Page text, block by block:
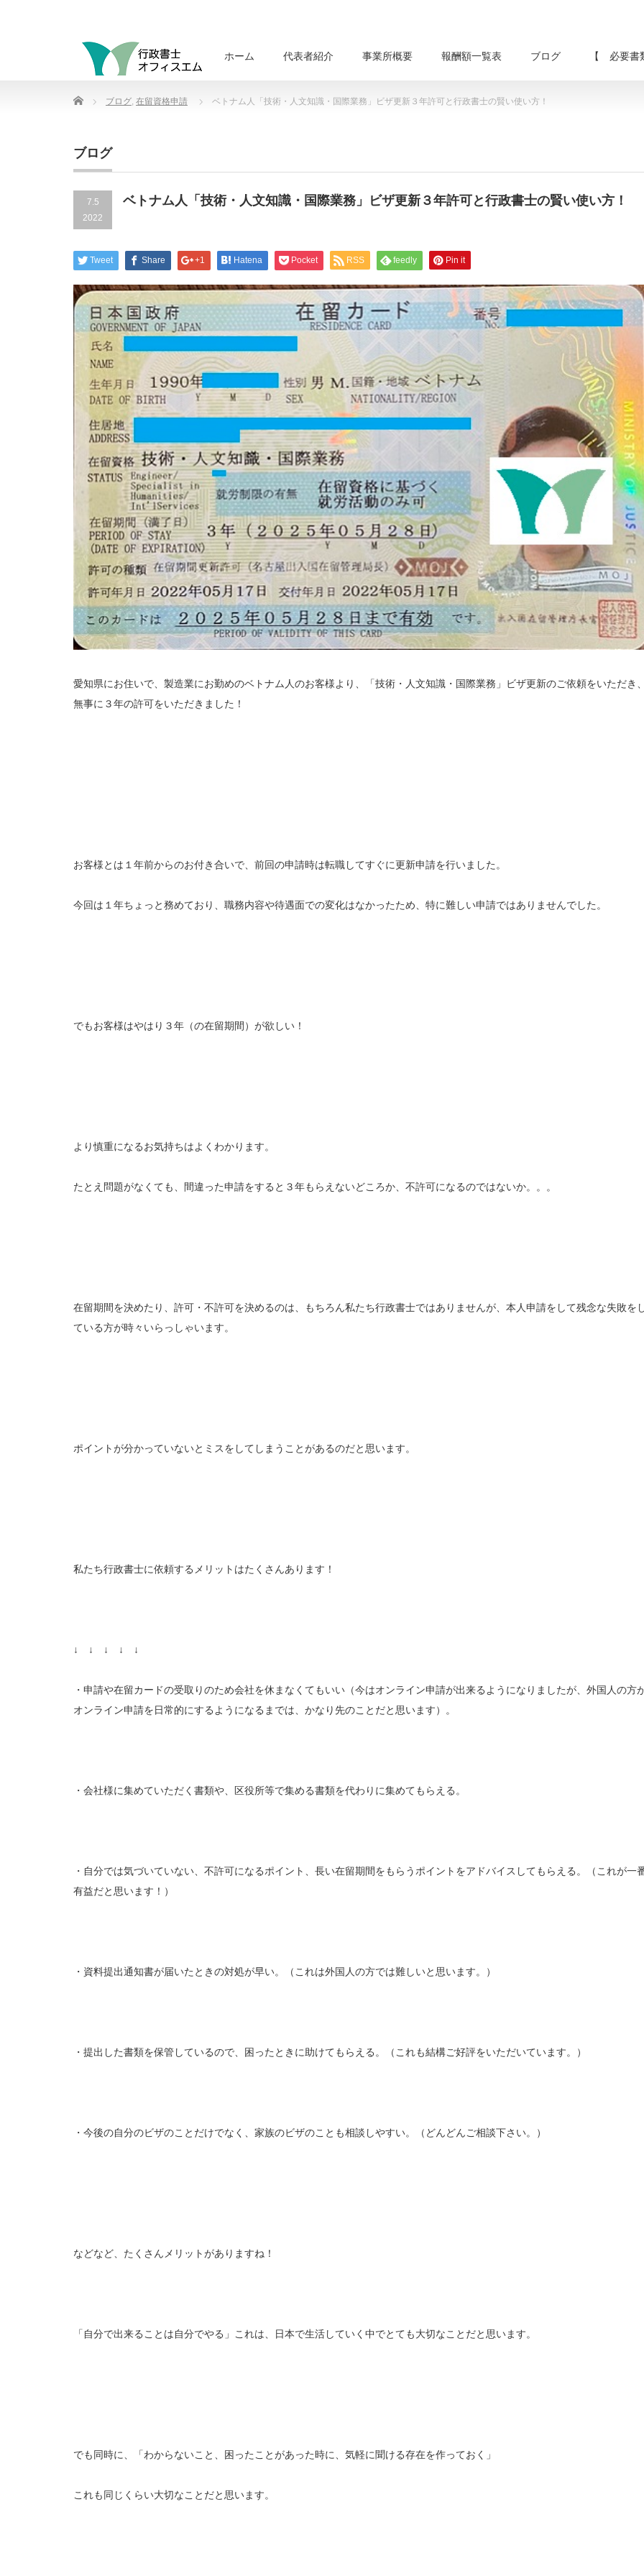
ホーム 代表者紹介 事業所概要 報酬額一覧表 ブログ 【 必要
Home ブログ, 在留資格申請 ベトナム人「技術・人文知識・国際業務」ビザ更新３年許可と行政書士の賢い使い方！
ブログ
7.5
2022
ベトナム人「技術・人文知識・国際業務」ビザ更新３年許可と行政書士の賢い使い方！
Tweet Share +1 Hatena Pocket RSS feedly Pin it
愛知県にお住いで、製造業にお勤めのベトナム人のお客様より、「技術・人文知識・国際業務」ビザ更新のご依頼をいただき
無事に３年の許可をいただきました！
お客様とは１年前からのお付き合いで、前回の申請時は転職してすぐに更新申請を行いました。
今回は１年ちょっと務めており、職務内容や待遇面での変化はなかったため、特に難しい申請ではありませんでした。
でもお客様はやはり３年（の在留期間）が欲しい！
より慎重になるお気持ちはよくわかります。
たとえ問題がなくても、間違った申請をすると３年もらえないどころか、不許可になるのではないか。。。
在留期間を決めたり、許可・不許可を決めるのは、もちろん私たち行政書士ではありませんが、本人申請をして残念な失敗を
ている方が時々いらっしゃいます。
ポイントが分かっていないとミスをしてしまうことがあるのだと思います。
私たち行政書士に依頼するメリットはたくさんあります！
↓ ↓ ↓ ↓ ↓
・申請や在留カードの受取りのため会社を休まなくてもいい（今はオンライン申請が出来るようになりましたが、外国人の方
オンライン申請を日常的にするようになるまでは、かなり先のことだと思います）。
・会社様に集めていただく書類や、区役所等で集める書類を代わりに集めてもらえる。
・自分では気づいていない、不許可になるポイント、長い在留期間をもらうポイントをアドバイスしてもらえる。（これが一
有益だと思います！）
・資料提出通知書が届いたときの対処が早い。（これは外国人の方では難しいと思います。）
・提出した書類を保管しているので、困ったときに助けてもらえる。（これも結構ご好評をいただいています。）
・今後の自分のビザのことだけでなく、家族のビザのことも相談しやすい。（どんどんご相談下さい。）
などなど、たくさんメリットがありますね！
「自分で出来ることは自分でやる」これは、日本で生活していく中でとても大切なことだと思います。
でも同時に、「わからないこと、困ったことがあった時に、気軽に聞ける存在を作っておく」
これも同じくらい大切なことだと思います。